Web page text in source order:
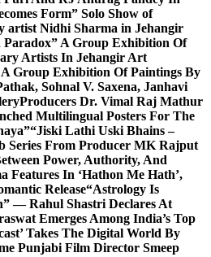
Form” Solo Show of
artist Nidhi Sharma in Jehangir
Paradox” A Group Exhibition Of
Artists In Jehangir Art
Group Exhibition Of Paintings By
Sohnal V. Saxena, Janhavi
Producers Dr. Vimal Raj Mathur
Multilingual Posters For The
“Jiski Lathi Uski Bhains –
Series From Producer MK Rajput
Power, Authority, And
Features In ‘Hathon Me Hath’,
Release“Astrology Is
— Rahul Shastri Declares At
Emerges Among India’s Top
Takes The Digital World By
Punjabi Film Director Smeep